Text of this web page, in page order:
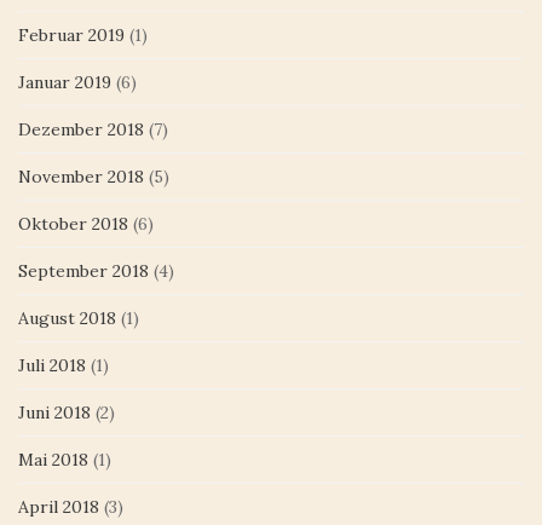
Februar 2019 (1)
Januar 2019 (6)
Dezember 2018 (7)
November 2018 (5)
Oktober 2018 (6)
September 2018 (4)
August 2018 (1)
Juli 2018 (1)
Juni 2018 (2)
Mai 2018 (1)
April 2018 (3)